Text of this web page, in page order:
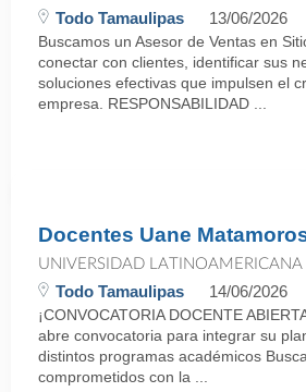
Todo Tamaulipas 13/06/2026
Buscamos un Asesor de Ventas en
conectar con clientes, identificar sus
soluciones efectivas que impulsen el
empresa. RESPONSABILIDAD ...
Docentes Uane
UNIVERSIDAD
Todo Tamaulipas 14/06/2026
¡CONVOCATORIA DOCENTE
abre convocatoria para integrar su
distintos programas académicos
comprometidos con la ...